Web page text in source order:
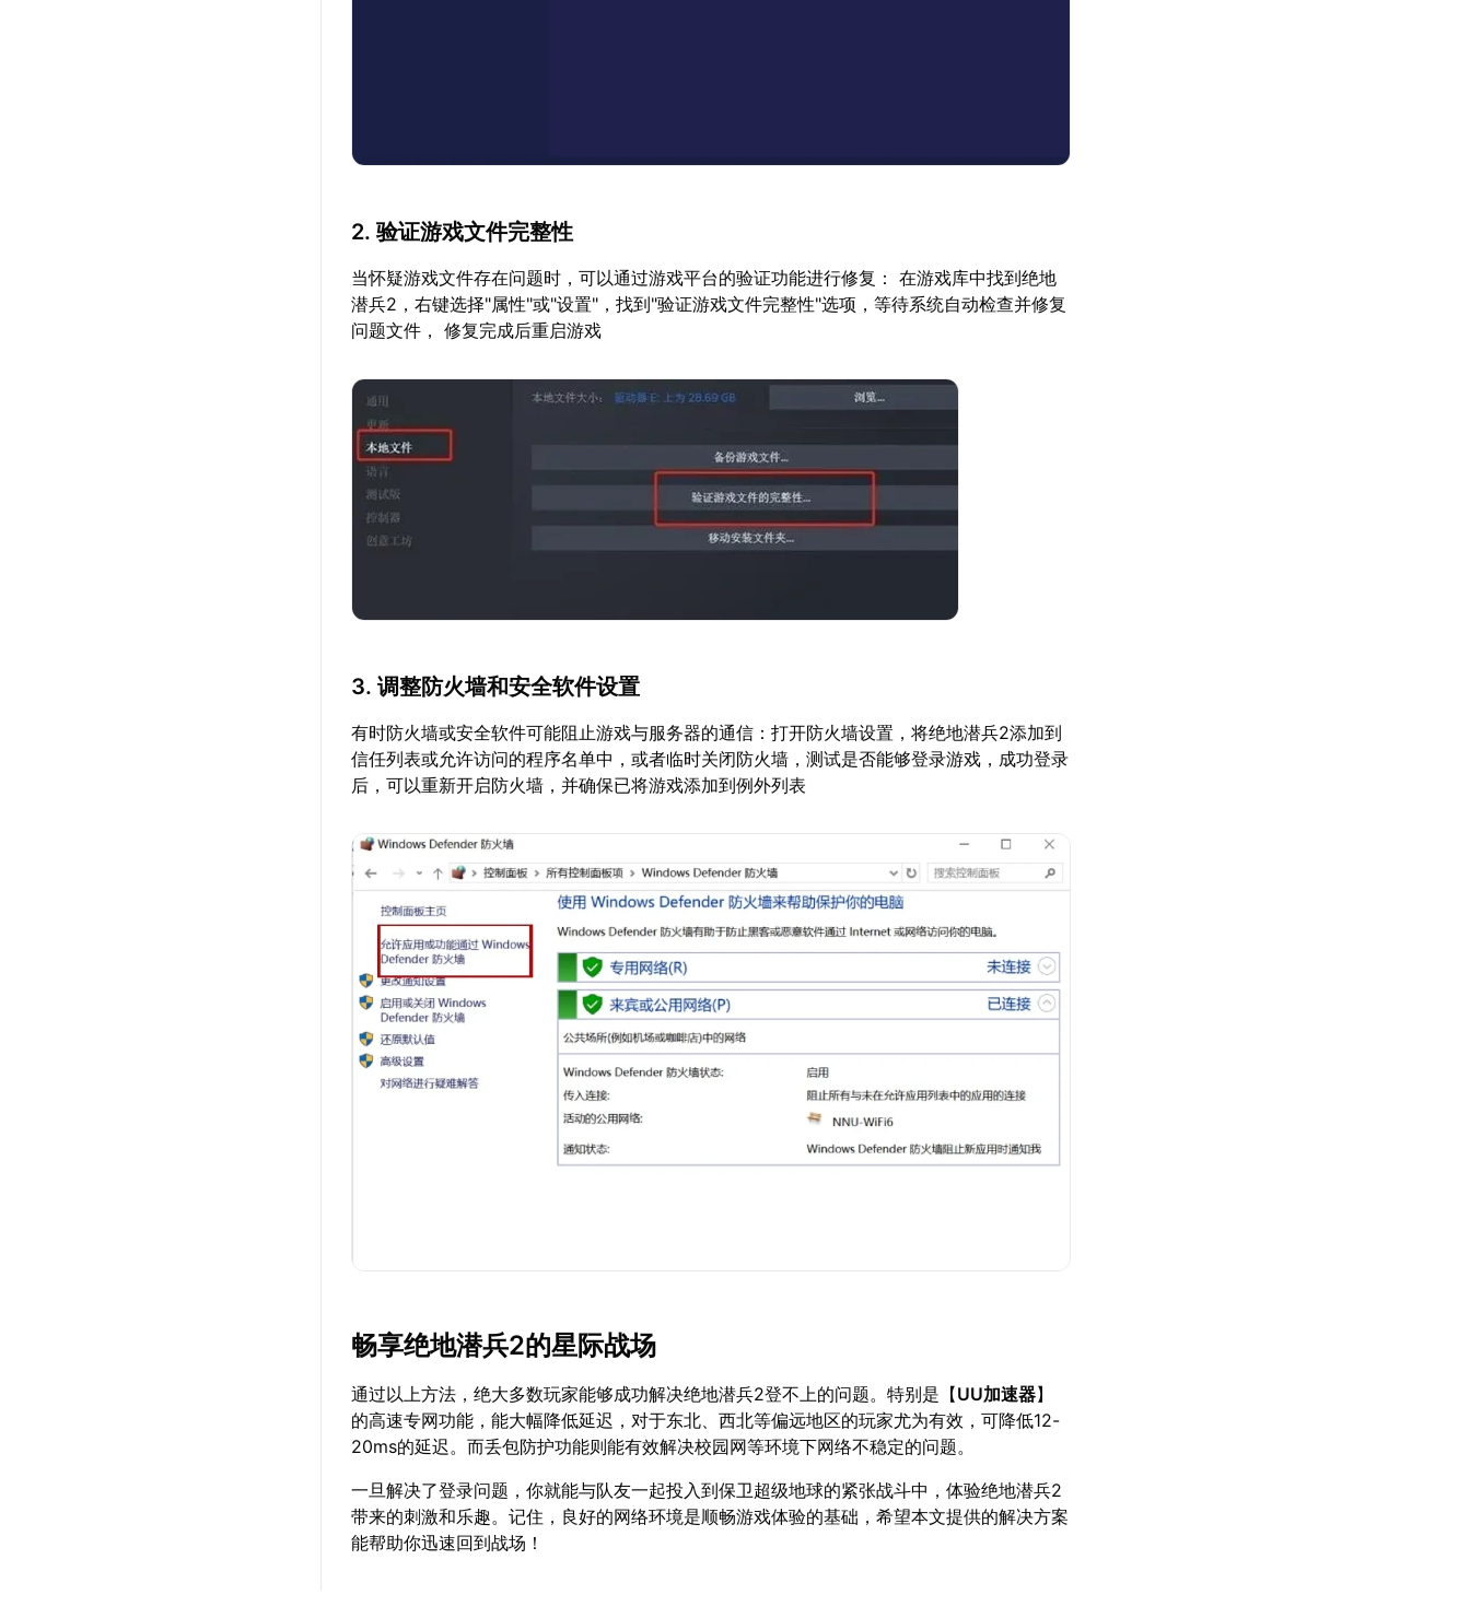
2. 验证游戏文件完整性
当怀疑游戏文件存在问题时，可以通过游戏平台的验证功能进行修复： 在游戏库中找到绝地
潜兵2，右键选择"属性"或"设置"，找到"验证游戏文件完整性"选项，等待系统自动检查并修复
问题文件， 修复完成后重启游戏
3. 调整防火墙和安全软件设置
有时防火墙或安全软件可能阻止游戏与服务器的通信：打开防火墙设置，将绝地潜兵2添加到
信任列表或允许访问的程序名单中，或者临时关闭防火墙，测试是否能够登录游戏，成功登录
后，可以重新开启防火墙，并确保已将游戏添加到例外列表
畅享绝地潜兵2的星际战场
通过以上方法，绝大多数玩家能够成功解决绝地潜兵2登不上的问题。特别是【UU加速器】
的高速专网功能，能大幅降低延迟，对于东北、西北等偏远地区的玩家尤为有效，可降低12-
20ms的延迟。而丢包防护功能则能有效解决校园网等环境下网络不稳定的问题。
一旦解决了登录问题，你就能与队友一起投入到保卫超级地球的紧张战斗中，体验绝地潜兵2
带来的刺激和乐趣。记住，良好的网络环境是顺畅游戏体验的基础，希望本文提供的解决方案
能帮助你迅速回到战场！